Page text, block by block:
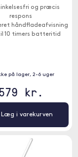
og præcis
respons
håndfladeafvisning
10 timers batteritid
på lager, 2-6 uger
kr.
i varekurven